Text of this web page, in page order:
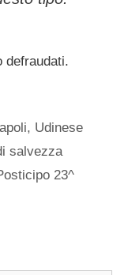
defraudati.
, Udinese
salvezza
23^